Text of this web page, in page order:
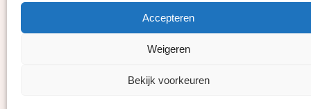
Accepteren
Weigeren
Bekijk voorkeuren